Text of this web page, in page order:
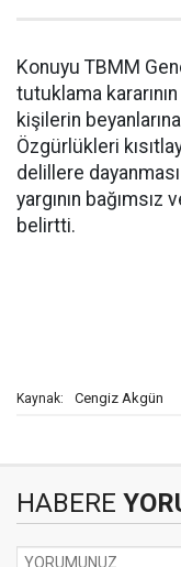
Konuyu TBMM
tutuklama
kişilerin
Özgürlükleri
delillere
yargının
belirtti.
Kaynak: Cengiz Akgün
HABERE